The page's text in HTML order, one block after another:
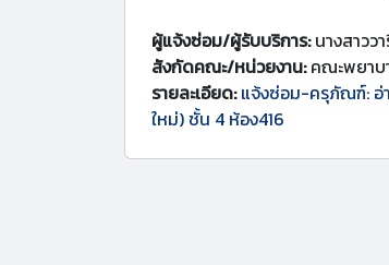
ผู้แจ้งซ่อม/ผู้รับบริการ:นางสาวว
สังกัดคณะ/หน่วยงาน:คณะพยาบ
รายละเอียด: แจ้งซ่อม-ครุภัณฑ์: อ่
ใหม่) ชั้น 4 ห้อง416